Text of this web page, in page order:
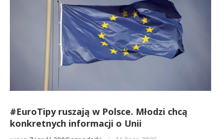
#EuroTipy ruszają w Polsce. Młodzi chcą
konkretnych informacji o Unii